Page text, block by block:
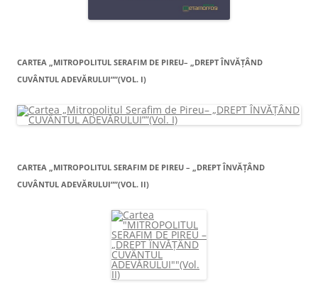
CARTEA „MITROPOLITUL SERAFIM DE PIREU– „DREPT ÎNVĂŢÂND
CUVÂNTUL ADEVĂRULUI””(VOL. I)
CARTEA „MITROPOLITUL SERAFIM DE PIREU – „DREPT ÎNVĂŢÂND
CUVÂNTUL ADEVĂRULUI””(VOL. II)